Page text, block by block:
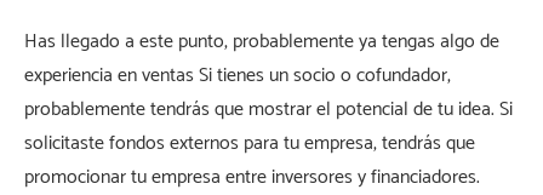
Has llegado a este punto, probablemente ya tengas algo de
experiencia en ventas Si tienes un socio o cofundador,
probablemente tendrás que mostrar el potencial de tu idea. Si
solicitaste fondos externos para tu empresa, tendrás que
promocionar tu empresa entre inversores y financiadores.